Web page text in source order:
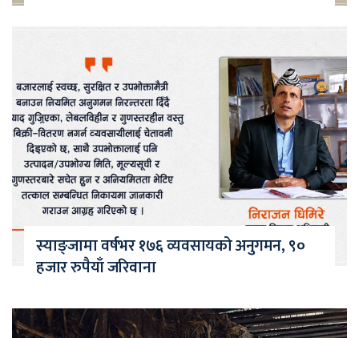
स्याङ्जामा वर्षभर १७६ व्यवसायको अनुगमन, ९०
हजार रुपैयाँ जरिवाना